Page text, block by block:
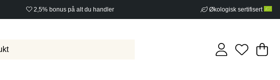
2,5% bonus på alt du handler Økologisk sertifisert
.